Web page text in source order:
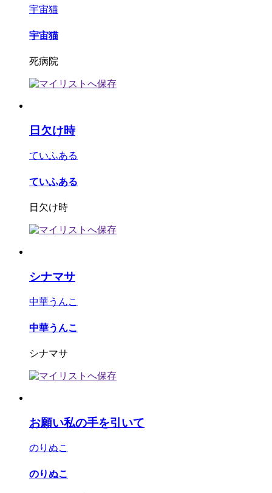
宇宙猫
宇宙猫
死病院
日欠け時
ていふある
ていふある
日欠け時
シナマサ
中華うんこ
中華うんこ
シナマサ
お願い私の手を引いて
のりぬこ
のりぬこ